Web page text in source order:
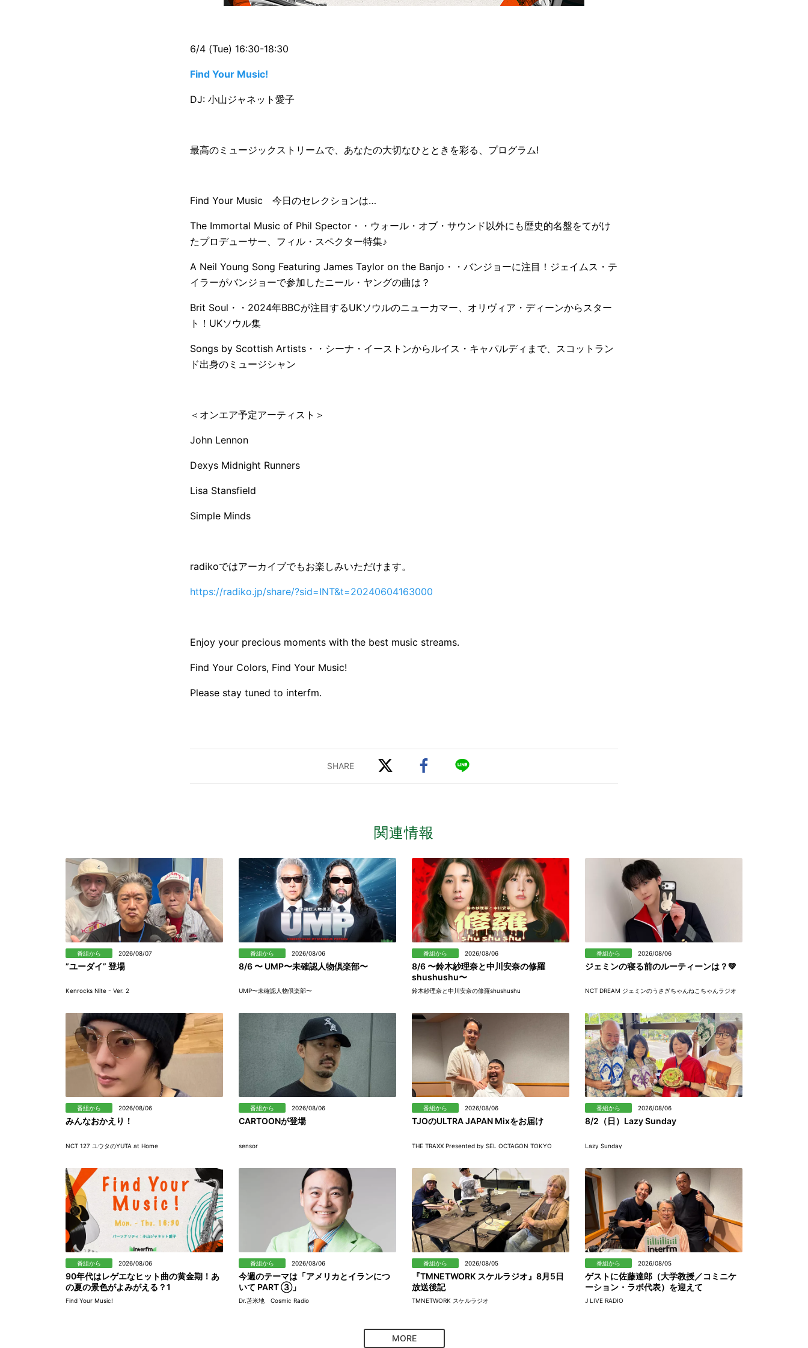
6/4 (Tue) 16:30-18:30
Find Your Music!
DJ: 小山ジャネット愛子
最高のミュージックストリームで、あなたの大切なひとときを彩る、プログラム!
Find Your Music 今日のセレクションは…
The Immortal Music of Phil Spector・・ウォール・オブ・サウンド以外にも歴史的名盤をてがけ
たプロデューサー、フィル・スペクター特集♪
A Neil Young Song Featuring James Taylor on the Banjo・・バンジョーに注目！ジェイムス・テ
イラーがバンジョーで参加したニール・ヤングの曲は？
Brit Soul・・2024年BBCが注目するUKソウルのニューカマー、オリヴィア・ディーンからスター
ト！UKソウル集
Songs by Scottish Artists・・シーナ・イーストンからルイス・キャパルディまで、スコットラン
ド出身のミュージシャン
＜オンエア予定アーティスト＞
John Lennon
Dexys Midnight Runners
Lisa Stansfield
Simple Minds
radikoではアーカイブでもお楽しみいただけます。
https://radiko.jp/share/?sid=INT&t=20240604163000
Enjoy your precious moments with the best music streams.
Find Your Colors, Find Your Music!
Please stay tuned to interfm.
関連情報
番組から 2026/08/07
”ユーダイ” 登場
Kenrocks Nite - Ver. 2
番組から 2026/08/06
8/6 〜 UMP〜未確認人物倶楽部〜
UMP〜未確認人物倶楽部〜
番組から 2026/08/06
8/6 〜鈴木紗理奈と中川安奈の修羅
shushushu〜
鈴木紗理奈と中川安奈の修羅shushushu
番組から 2026/08/06
ジェミンの寝る前のルーティーンは？💚
NCT DREAM ジェミンのうさぎちゃんねこちゃんラジオ
番組から 2026/08/06
みんなおかえり！
NCT 127 ユウタのYUTA at Home
番組から 2026/08/06
CARTOONが登場
sensor
番組から 2026/08/06
TJOのULTRA JAPAN Mixをお届け
THE TRAXX Presented by SEL OCTAGON TOKYO
番組から 2026/08/06
8/2（日）Lazy Sunday
Lazy Sunday
番組から 2026/08/06
90年代はレゲエなヒット曲の黄金期！あ
の夏の景色がよみがえる？1
Find Your Music!
番組から 2026/08/06
今週のテーマは「アメリカとイランにつ
いて PART ③」
Dr.苫米地 Cosmic Radio
番組から 2026/08/05
『TMNETWORK スケルラジオ』8月5日
放送後記
TMNETWORK スケルラジオ
番組から 2026/08/05
ゲストに佐藤達郎（大学教授／コミニケ
ーション・ラボ代表）を迎えて
J LIVE RADIO
MORE